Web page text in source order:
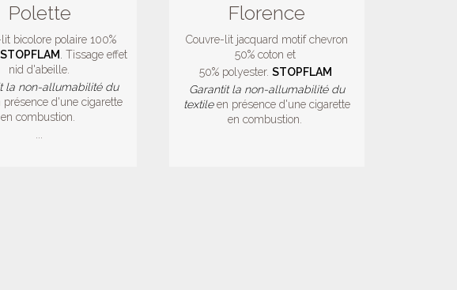
Polette
bicolore polaire 100%
STOPFLAM Tissage effet
nid d'abeille.
la non-allumabilité du
d'une cigarette
en combustion.
Florence
Couvre-lit jacquard motif chevron
50% coton et
50% polyester. STOPFLAM
Garantit la non-allumabilité du
textileen présence d'une cigarette
en combustion.